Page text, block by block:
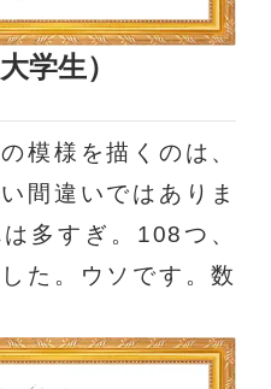
学生）
模様を描くのは、
間違いではありま
多すぎ。108つ、
た。ウソです。数